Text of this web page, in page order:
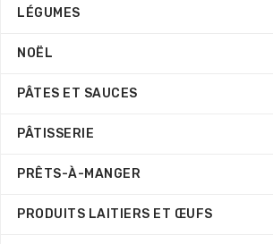
LÉGUMES
NOËL
PÂTES ET SAUCES
PÂTISSERIE
PRÊTS-À-MANGER
PRODUITS LAITIERS ET ŒUFS